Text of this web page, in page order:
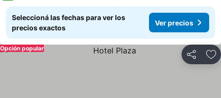
Seleccioná las fechas para ver los
precios exactos
Ver precios
Compartir
Opción popular